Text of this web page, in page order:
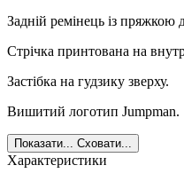
Задній ремінець із пряжкою
Стрічка принтована на
Застібка на гудзику зверху.
Вишитий логотип Jumpman.
Показати... Сховати...
Характеристики